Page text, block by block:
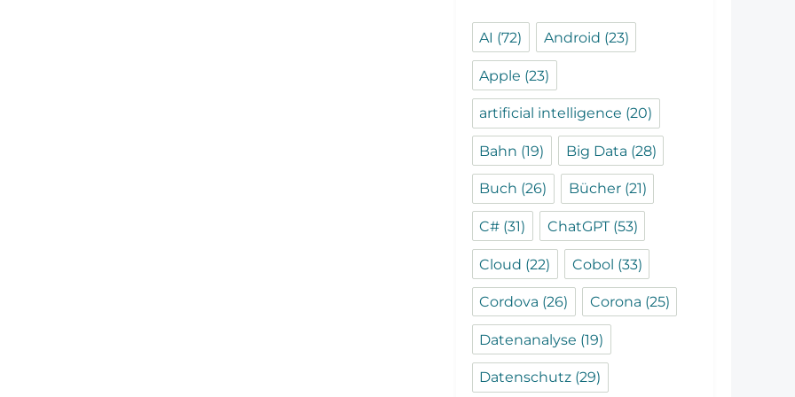
AI (72) Android (23)
Apple (23)
artificial intelligence (20)
Bahn (19) Big Data (28)
Buch (26) Bücher(21)
C# (31) ChatGPT(53)
Cloud (22) Cobol (33)
Cordova (26) Corona (25)
Datenanalyse (19)
Datenschutz (29)